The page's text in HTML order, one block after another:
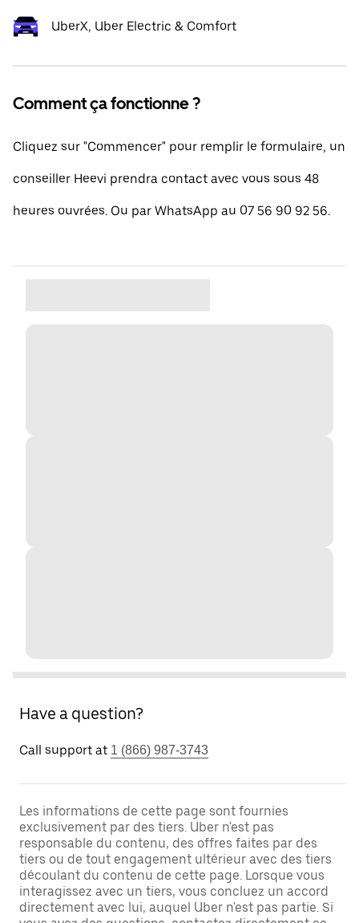
UberX, Uber Electric & Comfort
Comment ça fonctionne ?
Cliquez sur "Commencer" pour remplir le formulaire, un
conseiller Heevi prendra contact avec vous sous 48
heures ouvrées. Ou par WhatsApp au 07 56 90 92 56.
Have a question?
Call support at 1 (866) 987-3743
Les informations de cette page sont fournies
exclusivement par des tiers. Uber n'est pas
responsable du contenu, des offres faites par des
tiers ou de tout engagement ultérieur avec des tiers
découlant du contenu de cette page. Lorsque vous
interagissez avec un tiers, vous concluez un accord
directement avec lui, auquel Uber n'est pas partie. Si